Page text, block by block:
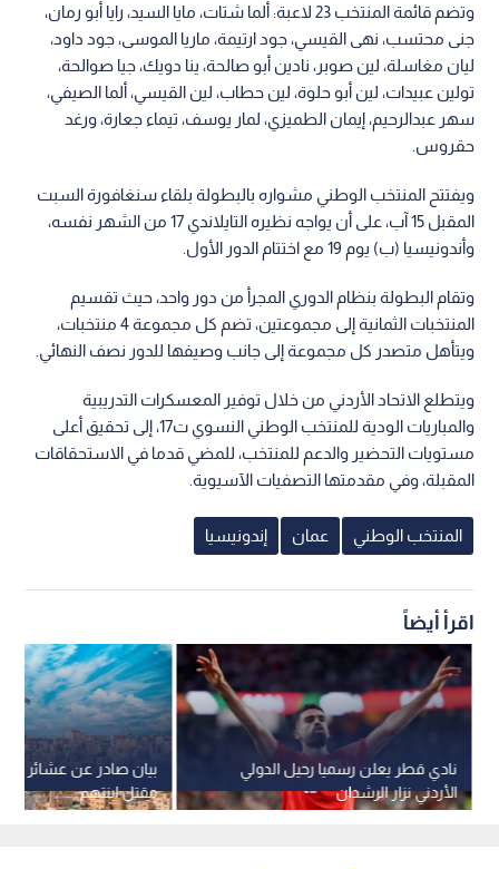
‏‎وتضم قائمة المنتخب 23 لاعبة: ألما شتات، مايا السيد، رايا أبو رمان،
جنى محتسب، نهى القيسي، جود ارتيمة، ماريا الموسى، جود داود،
ليان مغاسلة، لين صوبر، نادين أبو صالحة، ينا دويك، جيا صوالحة،
تولين عبيدات، لين أبو حلوة، لين حطاب، لين القيسي، ألما الصيفي،
سهر عبدالرحيم، إيمان الطميزي، لمار يوسف، تيماء جعارة، ورغد
حقروس.
ويفتتح المنتخب الوطني مشواره بالبطولة بلقاء سنغافورة السبت
المقبل 15 آب، على أن يواجه نظيره التايلاندي 17 من الشهر نفسه،
وأندونيسيا (ب) يوم 19 مع اختتام الدور الأول.
وتقام البطولة بنظام الدوري المجرأ من دور واحد، حيث تقسيم
المنتخبات الثمانية إلى مجموعتين، تضم كل مجموعة 4 منتخبات،
ويتأهل متصدر كل مجموعة إلى جانب وصيفها للدور نصف النهائي.
ويتطلع الاتحاد الأردني من خلال توفير المعسكرات التدريبية
والمباريات الودية للمنتخب الوطني النسوي ت17، إلى تحقيق أعلى
مستويات التحضير والدعم للمنتخب، للمضي قدما في الاستحقاقات
المقبلة، وفي مقدمتها التصفيات الآسيوية.
المنتخب الوطني عمان إندونيسيا
اقرأ أيضاً
بيان صادر عن عشائر
مقتل ابنتهم
نادي قطر يعلن رسميا رحيل الدولي
الأردني نزار الرشدان